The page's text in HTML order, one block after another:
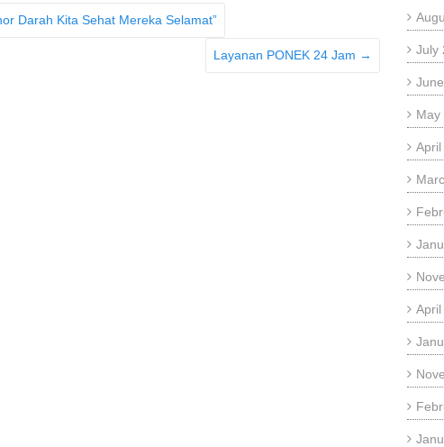
Darah Kita Sehat Mereka Selamat”
Layanan PONEK 24 Jam → July
May